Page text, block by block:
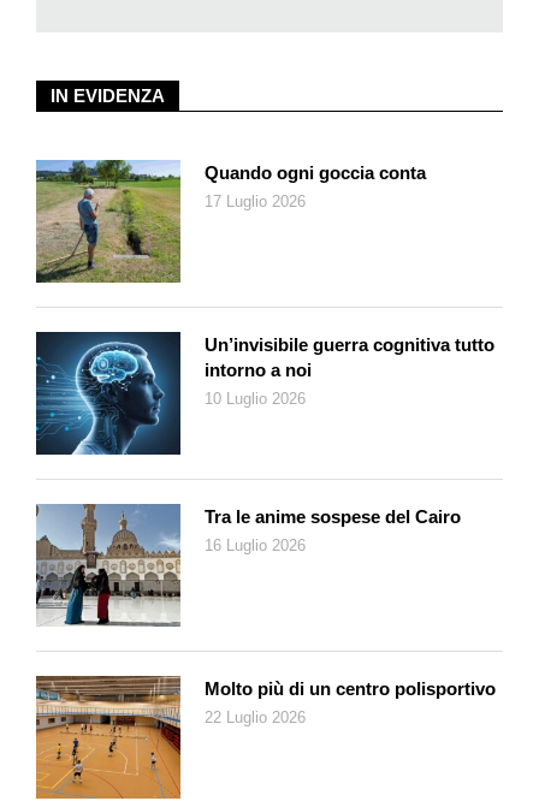
Rose e in altre ambientazioni sempre piacevoli da scoprire,
sciame di vespe, finiremo a combattere su una nave pirata,
dentro un caleidoscopio, addirittura nello spazio. Otterremo
vari poteri come un fucile spara fiammiferi da usare in
concomitanza con uno spara resina infiammabile, avremo uno
con meccaniche e situazioni sempre diverse. Non è un gioco
solo ma una decina abbondante di generi diversi che si
intersecano, costringendoci a cambiare il modo in cui
collaboreremo. Attraverso la crescita dei due personaggi a
compagno di partita, sul quale dovremo fare affidamento per
forza. I poteri fornitici dal gioco sono infatti sempre e solo
complementari e non permettono mai a un giocatore di
prevalere (o abbandonare) l’altro. Tuttavia, c’è anche una
componente competitiva, visto che per tutta la durata
alla prova le nostre abilità individuali in diverse piccole sfide.
Una sorta di veloce cambio di prospettiva per divertire ma
anche per far salire un po’ la tensione tra i due, in modo da
spingerli entrambi a fare sempre meglio.
It Takes Two
è un gioco deliziosamente realizzato, sia dal
IN EVIDENZA
Quando ogni goccia conta
17 Luglio 2026
Un’invisibile guerra cognitiva tutto
intorno a noi
10 Luglio 2026
Tra le anime sospese del Cairo
16 Luglio 2026
Molto più di un centro polisportivo
22 Luglio 2026